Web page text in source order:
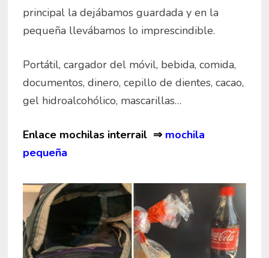
principal la dejábamos guardada y en la
pequeña llevábamos lo imprescindible.
Portátil, cargador del móvil, bebida, comida,
documentos, dinero, cepillo de dientes, cacao,
gel hidroalcohólico, mascarillas…
Enlace mochilas interrail ⇒ mochila
pequeña